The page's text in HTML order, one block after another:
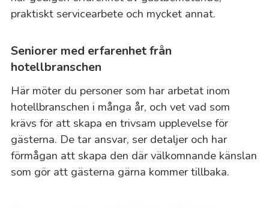
praktiskt servicearbete och mycket annat.
Seniorer med erfarenhet från
hotellbranschen
Här möter du personer som har arbetat inom
hotellbranschen i många år, och vet vad som
krävs för att skapa en trivsam upplevelse för
gästerna. De tar ansvar, ser detaljer och har
förmågan att skapa den där välkomnande känslan
som gör att gästerna gärna kommer tillbaka.